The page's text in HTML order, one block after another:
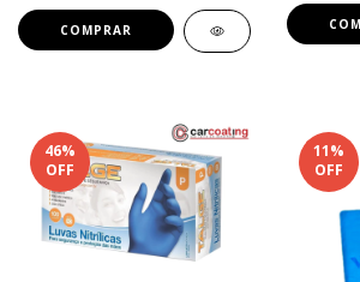
46%
OFF
11%
OFF